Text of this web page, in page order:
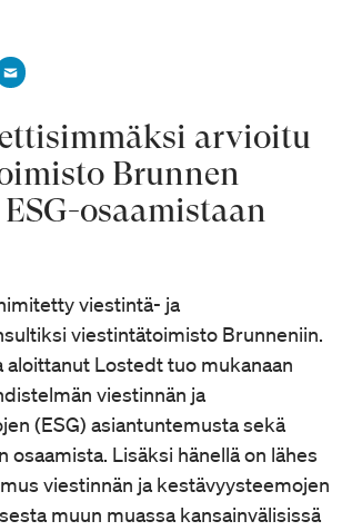
arvioitu
Brunnen
osaamistaan
viestintä- ja
viestintätoimisto Brunneniin.
aloittanut Lostedt tuo mukanaan
viestinnän ja
(ESG) asiantuntemusta sekä
osaamista. Lisäksi hänellä on lähes
viestinnän ja kestävyysteemojen
muun muassa kansainvälisissä